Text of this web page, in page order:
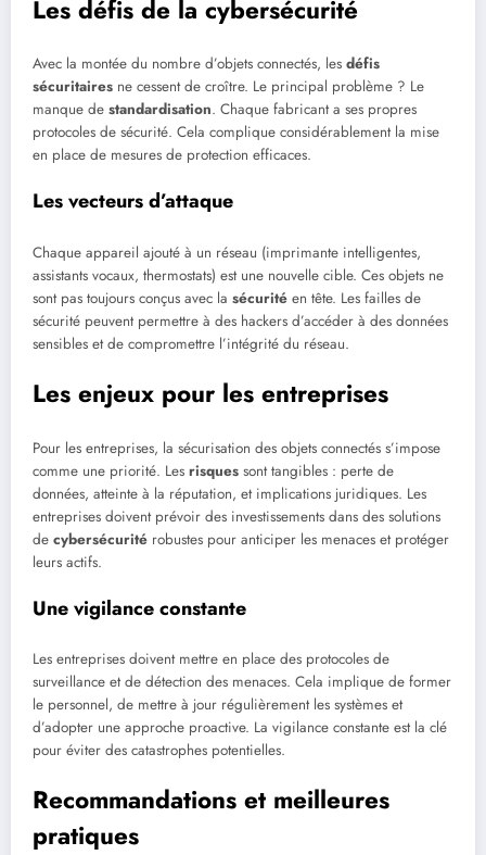
Les défis de la cybersécurité
Avec la montée du nombre d’objets connectés, les défis
sécuritaires ne cessent de croître. Le principal problème ? Le
manque de standardisation. Chaque fabricant a ses propres
protocoles de sécurité. Cela complique considérablement la mise
en place de mesures de protection efficaces.
Les vecteurs d’attaque
Chaque appareil ajouté à un réseau (imprimante intelligentes,
assistants vocaux, thermostats) est une nouvelle cible. Ces objets ne
sont pas toujours conçus avec la sécurité en tête. Les failles de
sécurité peuvent permettre à des hackers d’accéder à des données
sensibles et de compromettre l’intégrité du réseau.
Les enjeux pour les entreprises
Pour les entreprises, la sécurisation des objets connectés s’impose
comme une priorité. Les risques sont tangibles : perte de
données, atteinte à la réputation, et implications juridiques. Les
entreprises doivent prévoir des investissements dans des solutions
de cybersécurité robustes pour anticiper les menaces et protéger
leurs actifs.
Une vigilance constante
Les entreprises doivent mettre en place des protocoles de
surveillance et de détection des menaces. Cela implique de former
le personnel, de mettre à jour régulièrement les systèmes et
d’adopter une approche proactive. La vigilance constante est la clé
pour éviter des catastrophes potentielles.
Recommandations et meilleures
pratiques